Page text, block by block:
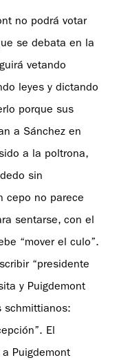
no podrá votar
se debata en la
vetando
leyes y dictando
porque sus
a Sánchez en
a la poltrona,
sin
cepo no parece
sentarse, con el
“mover el culo”.
“presidente
y Puigdemont
schmittianos:
El
Puigdemont